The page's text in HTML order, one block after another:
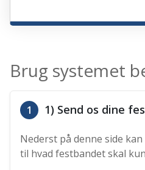
Brug systemet
1 1) Send os dine
Nederst på denne side
til hvad festbandet skal